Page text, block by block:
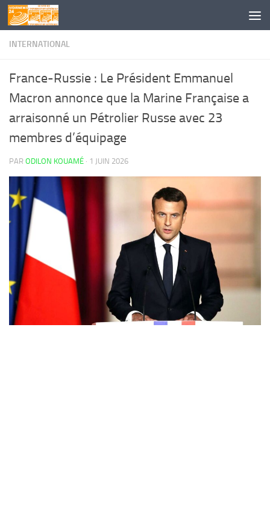
Skip to content
INTERNATIONAL
France-Russie : Le Président Emmanuel
Macron annonce que la Marine Française a
arraisonné un Pétrolier Russe avec 23
membres d’équipage
PAR ODILON KOUAMÉ · 1 JUIN 2026